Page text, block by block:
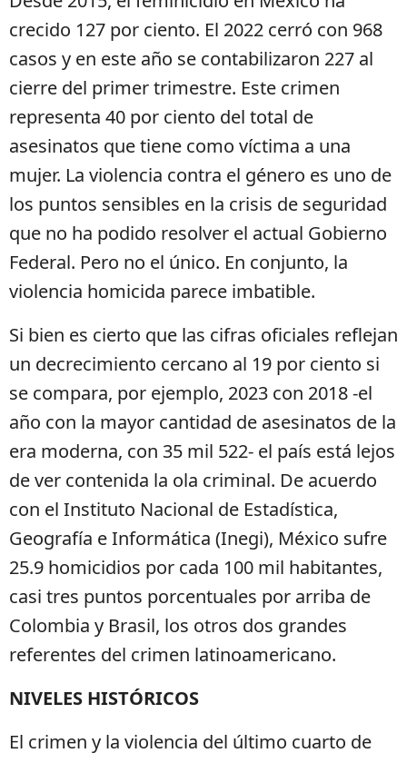
crecido 127 por ciento. El 2022 cerró con 968
casos y en este año se contabilizaron 227 al
cierre del primer trimestre. Este crimen
representa 40 por ciento del total de
asesinatos que tiene como víctima a una
mujer. La violencia contra el género es uno de
los puntos sensibles en la crisis de seguridad
que no ha podido resolver el actual Gobierno
Federal. Pero no el único. En conjunto, la
violencia homicida parece imbatible.
Si bien es cierto que las cifras oficiales reflejan
un decrecimiento cercano al 19 por ciento si
se compara, por ejemplo, 2023 con 2018 -el
año con la mayor cantidad de asesinatos de la
era moderna, con 35 mil 522- el país está lejos
de ver contenida la ola criminal. De acuerdo
con el Instituto Nacional de Estadística,
Geografía e Informática (Inegi), México sufre
25.9 homicidios por cada 100 mil habitantes,
casi tres puntos porcentuales por arriba de
Colombia y Brasil, los otros dos grandes
referentes del crimen latinoamericano.
NIVELES HISTÓRICOS
El crimen y la violencia del último cuarto de